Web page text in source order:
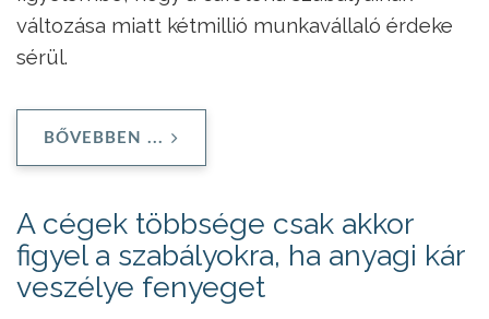
változása miatt kétmillió munkavállaló érdeke
sérül.
BŐVEBBEN ...
A cégek többsége csak akkor
figyel a szabályokra, ha anyagi kár
veszélye fenyeget